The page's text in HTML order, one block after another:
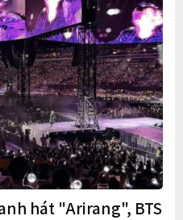
hát "Arirang", BTS